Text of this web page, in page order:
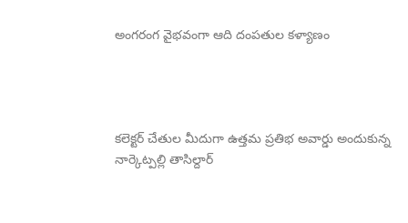
అంగరంగ వైభవంగా ఆది దంపతుల కళ్యాణం
కలెక్టర్ చేతుల మీదుగా ఉత్తమ ప్రతిభ అవార్డు అందుకున్న
నార్కెట్పల్లి తాసిల్దార్